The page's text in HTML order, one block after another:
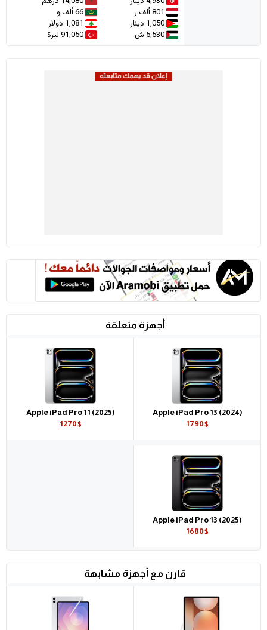
801 ألف.ر
66 ألف.و
1,050 دينار
1,081 دولار
5,530 ش
91,050 ليرة
أجهزة متعلقة
Apple iPad Pro 13 (2024)
1790$
Apple iPad Pro 11 (2025)
1270$
Apple iPad Pro 13 (2025)
1680$
قارن مع أجهزة مشابهة